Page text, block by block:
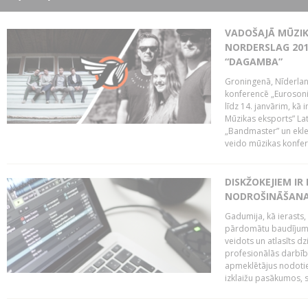
VADOŠAJĀ
NORDERSLAG
“DAGAMBA”
Groningenā,
konferencē
līdz 14. janvārim, kā
Mūzikas eksports”
„Bandmaster” un
veido mūzikas
DISKŽOKEJIEM
Gadumija, kā
pārdomātu
veidots un atlasīts
profesionālās
apmeklētājus
izklaižu pasākumos,